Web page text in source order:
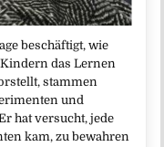
beschäftigt, wie
das Lernen
stammen
und
hat versucht, jede
kam, zu bewahren